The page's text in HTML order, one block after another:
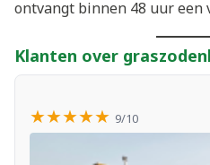
ontvangt binnen 48 uur een
Klanten over
★★★★★ 9/10